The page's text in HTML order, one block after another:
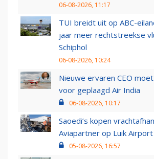
06-08-2026, 11:17
TUI breidt uit op ABC-
jaar meer rechtstreekse
Schiphol
06-08-2026, 10:24
Nieuwe ervaren CEO
voor geplaagd Air India
06-08-2026, 10:17
Saoedi’s kopen
Aviapartner op Luik Airport
05-08-2026, 16:57